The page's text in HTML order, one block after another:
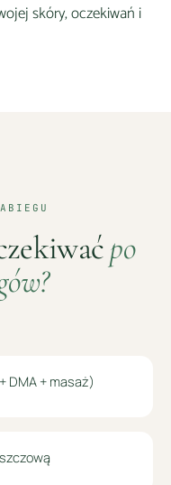
skóry, oczekiwań i
po
DMA + masaż)